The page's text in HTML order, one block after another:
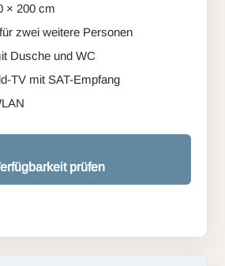
× 200 cm
zwei weitere Personen
Dusche und WC
TV mit SAT-Empfang
prüfen